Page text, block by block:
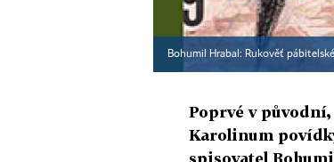
Bohumil Hrabal: Rukověť
Poprvé v
Karolinum
spisovatel